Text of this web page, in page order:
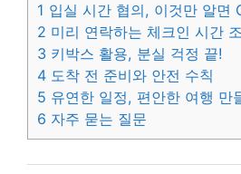
1 입실 시간 협의, 이것만 알면
2 미리 연락하는 체크인 시간
3 키박스 활용, 분실 걱정 끝!
4 도착 전 준비와 안전 수칙
5 유연한 일정, 편안한 여행 만
6 자주 묻는 질문